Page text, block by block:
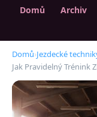
Domů Archiv
Domů›Jezdecké
Jak Pravidelný Trénink